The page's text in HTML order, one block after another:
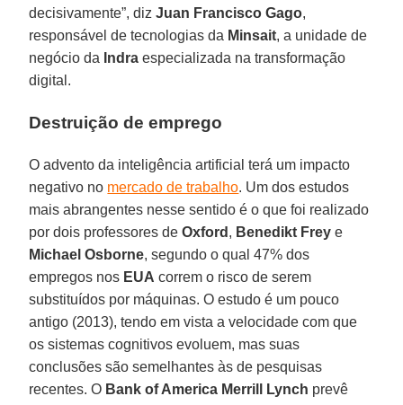
decisivamente”, dizJuan Francisco Gago,
responsável de tecnologias da Minsait, a unidade de
negócio da Indra especializada na transformação
digital.
Destruição de emprego
O advento da inteligência artificial terá um impacto
negativo no mercado de trabalho. Um dos estudos
mais abrangentes nesse sentido é o que foi realizado
por dois professores deOxford , Benedikt Frey e
Michael Osborne, segundo o qual 47% dos
empregos nos EUA correm o risco de serem
substituídos por máquinas. O estudo é um pouco
antigo (2013), tendo em vista a velocidade com que
os sistemas cognitivos evoluem, mas suas
conclusões são semelhantes às de pesquisas
recentes. O Bank of America Merrill Lynch prevê